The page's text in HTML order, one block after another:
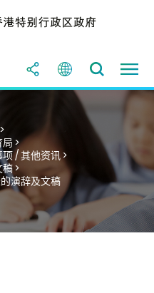
>
/ 其他资讯 >
>
演辞及文稿